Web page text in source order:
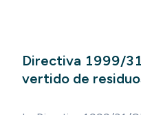
Directiva 1999/
vertido de